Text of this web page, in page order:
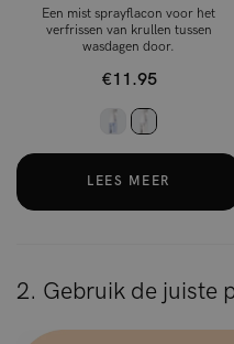
Een mist sprayflacon voor het
verfrissen van krullen tussen
wasdagen door.
€11.95
LEES MEER
2. Gebruik de juiste